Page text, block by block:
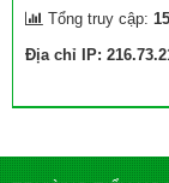
Tổng truy cập:
Địa chỉ IP: